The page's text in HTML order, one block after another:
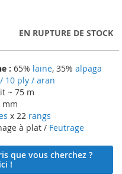
EN RUPTURE DE STOCK
: 65% laine, 35% alpaga
10 ply / aran
~ 75 m
mm
x 22 rangs
à plat / Feutrage
que vous cherchez ?
!